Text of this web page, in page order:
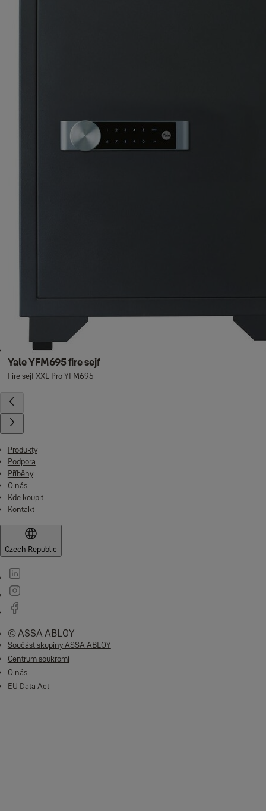
Yale YFM695 fire sejf
Fire sejf XXL Pro YFM695
Produkty
Podpora
Příběhy
O nás
Kde koupit
Kontakt
Czech Republic
© ASSA ABLOY
Součást skupiny ASSA ABLOY
Centrum soukromí
O nás
EU Data Act